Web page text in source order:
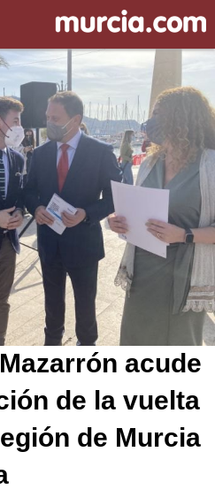
acude
de la vuelta
de Murcia